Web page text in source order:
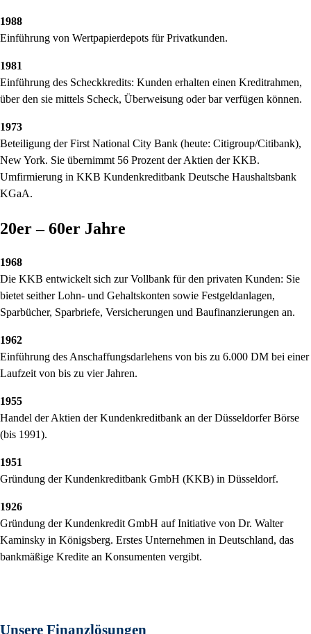
1988
Einführung von Wertpapierdepots für Privatkunden.
1981
Einführung des Scheckkredits: Kunden erhalten einen Kreditrahmen,
über den sie mittels Scheck, Überweisung oder bar verfügen können.
1973
Beteiligung der First National City Bank (heute: Citigroup/Citibank),
New York. Sie übernimmt 56 Prozent der Aktien der KKB.
Umfirmierung in KKB Kundenkreditbank Deutsche Haushaltsbank
KGaA.
20er – 60er Jahre
1968
Die KKB entwickelt sich zur Vollbank für den privaten Kunden: Sie
bietet seither Lohn- und Gehaltskonten sowie Festgeldanlagen,
Sparbücher, Sparbriefe, Versicherungen und Baufinanzierungen an.
1962
Einführung des Anschaffungsdarlehens von bis zu 6.000 DM bei einer
Laufzeit von bis zu vier Jahren.
1955
Handel der Aktien der Kundenkreditbank an der Düsseldorfer Börse
(bis 1991).
1951
Gründung der Kundenkreditbank GmbH (KKB) in Düsseldorf.
1926
Gründung der Kundenkredit GmbH auf Initiative von Dr. Walter
Kaminsky in Königsberg. Erstes Unternehmen in Deutschland, das
bankmäßige Kredite an Konsumenten vergibt.
Unsere Finanzlösungen